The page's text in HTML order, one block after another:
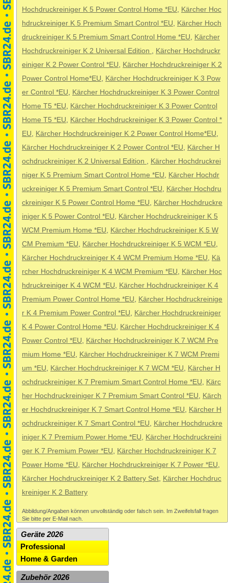
Hochdruckreiniger K 5 Power Control Home *EU
Kärcher Hoc
hdruckreiniger K 5 Premium Smart Control *EU
Kärcher Hoch
druckreiniger K 5 Premium Smart Control Home *EU
Kärcher
Hochdruckreiniger K 2 Universal Edition
Kärcher Hochdruckr
einiger K 2 Power Control *EU
Kärcher Hochdruckreiniger K 2
Power Control Home*EU
Kärcher Hochdruckreiniger K 3 Pow
er Control *EU
Kärcher Hochdruckreiniger K 3 Power Control
Home T5 *EU
Kärcher Hochdruckreiniger K 3 Power Control
Home T5 *EU
Kärcher Hochdruckreiniger K 3 Power Control *
EU
Kärcher Hochdruckreiniger K 2 Power Control Home*EU
Kärcher Hochdruckreiniger K 2 Power Control *EU
Kärcher H
ochdruckreiniger K 2 Universal Edition
Kärcher Hochdruckrei
niger K 5 Premium Smart Control Home *EU
Kärcher Hochdr
uckreiniger K 5 Premium Smart Control *EU
Kärcher Hochdru
ckreiniger K 5 Power Control Home *EU
Kärcher Hochdruckre
iniger K 5 Power Control *EU
Kärcher Hochdruckreiniger K 5
WCM Premium Home *EU
Kärcher Hochdruckreiniger K 5 W
CM Premium *EU
Kärcher Hochdruckreiniger K 5 WCM *EU
Kärcher Hochdruckreiniger K 4 WCM Premium Home *EU
Kä
rcher Hochdruckreiniger K 4 WCM Premium *EU
Kärcher Hoc
hdruckreiniger K 4 WCM *EU
Kärcher Hochdruckreiniger K 4
Premium Power Control Home *EU
Kärcher Hochdruckreinige
r K 4 Premium Power Control *EU
Kärcher Hochdruckreiniger
K 4 Power Control Home *EU
Kärcher Hochdruckreiniger K 4
Power Control *EU
Kärcher Hochdruckreiniger K 7 WCM Pre
mium Home *EU
Kärcher Hochdruckreiniger K 7 WCM Premi
um *EU
Kärcher Hochdruckreiniger K 7 WCM *EU
Kärcher H
ochdruckreiniger K 7 Premium Smart Control Home *EU
Kärc
her Hochdruckreiniger K 7 Premium Smart Control *EU
Kärch
er Hochdruckreiniger K 7 Smart Control Home *EU
Kärcher H
ochdruckreiniger K 7 Smart Control *EU
Kärcher Hochdruckre
iniger K 7 Premium Power Home *EU
Kärcher Hochdruckreini
ger K 7 Premium Power *EU
Kärcher Hochdruckreiniger K 7
Power Home *EU
Kärcher Hochdruckreiniger K 7 Power *EU
Kärcher Hochdruckreiniger K 2 Battery Set Kärcher Hochdruc
kreiniger K 2 Battery
Abbildung/Angaben können unvollständig oder falsch sein. Im Zweifelsfall fragen
Sie bitte per E-Mail nach.
Geräte 2026
Professional
Home & Garden
Zubehör 2026